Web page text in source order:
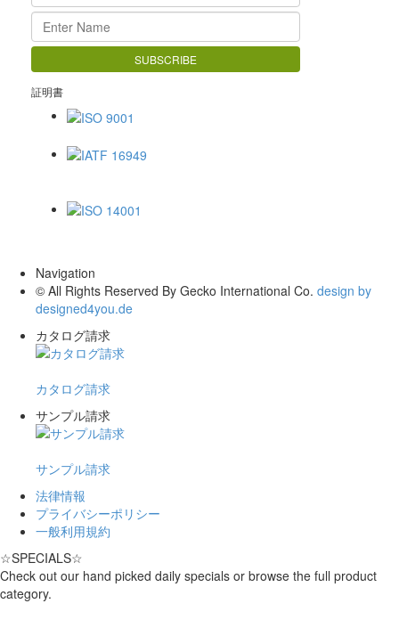
証明書
Navigation
© All Rights Reserved By Gecko International Co. design by
designed4you.de
カタログ請求
カタログ請求
サンプル請求
サンプル請求
法律情報
プライバシーポリシー
一般利用規約
☆SPECIALS☆
Check out our hand picked daily specials or browse the full product
category.